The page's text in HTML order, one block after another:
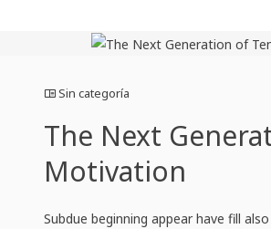
Sin categoría
The Next
Motivation
Subdue beginning appear have fill